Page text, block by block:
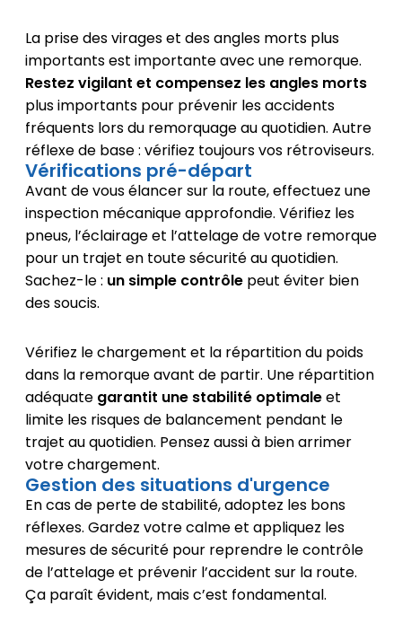
La prise des virages et des angles morts plus
importants est importante avec une remorque.
Restez vigilant et compensez les angles morts
plus importants pour prévenir les accidents
fréquents lors du remorquage au quotidien. Autre
réflexe de base : vérifiez toujours vos rétroviseurs.
Vérifications pré-départ
Avant de vous élancer sur la route, effectuez une
inspection mécanique approfondie. Vérifiez les
pneus, l’éclairage et l’attelage de votre remorque
pour un trajet en toute sécurité au quotidien.
Sachez-le : un simple contrôlepeut éviter bien
des soucis.
Vérifiez le chargement et la répartition du poids
dans la remorque avant de partir. Une répartition
adéquate garantit une stabilité optimaleet
limite les risques de balancement pendant le
trajet au quotidien. Pensez aussi à bien arrimer
votre chargement.
Gestion des situations d'urgence
En cas de perte de stabilité, adoptez les bons
réflexes. Gardez votre calme et appliquez les
mesures de sécurité pour reprendre le contrôle
de l’attelage et prévenir l’accident sur la route.
Ça paraît évident, mais c’est fondamental.